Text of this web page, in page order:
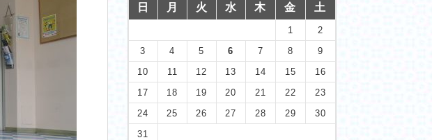
日 月 火 水 木 金 土
1
2
3
4 5 6 7 8
9
10
11 12 13 14 15
16
17
18 19 20 21 22
23
24
25 26 27 28 29
30
31